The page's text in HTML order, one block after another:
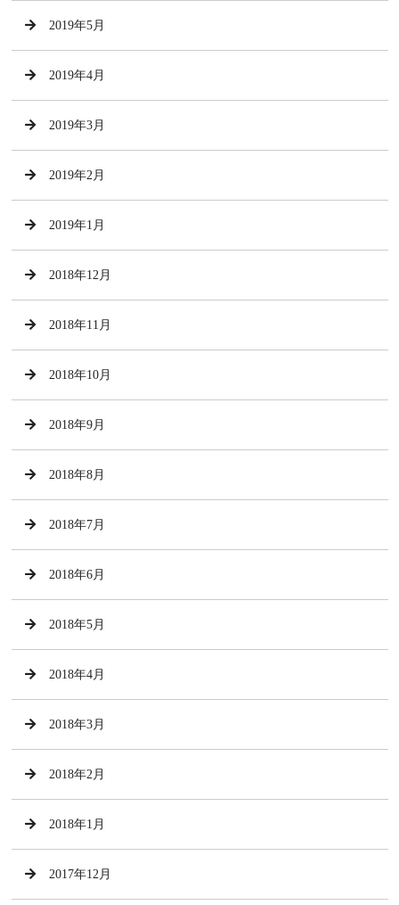
2019年5月
2019年4月
2019年3月
2019年2月
2019年1月
2018年12月
2018年11月
2018年10月
2018年9月
2018年8月
2018年7月
2018年6月
2018年5月
2018年4月
2018年3月
2018年2月
2018年1月
2017年12月